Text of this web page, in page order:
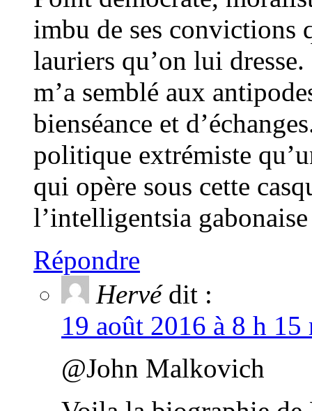
imbu de ses convictions
lauriers qu’on lui
m’a semblé aux
bienséance et
politique extrémiste
qui opère sous cette
l’intelligentsia
Répondre
Hervé dit :
19 août 2016 à 8 h
@John Malkovich